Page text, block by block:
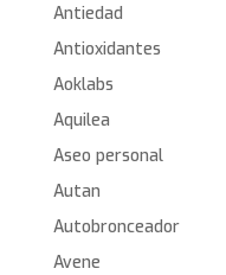
Antiedad
Antioxidantes
Aoklabs
Aquilea
Aseo personal
Autan
Autobronceador
Avene